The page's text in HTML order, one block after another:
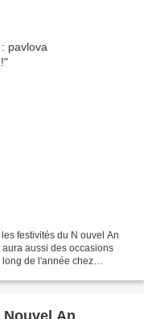
festivités du N ouvel An
aussi des occasions
de l'année chez